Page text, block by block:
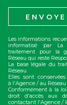
Les informations
informatisé par
traitement pour la
Réseau qui reste
La base légale du
Réseau.
Elles sont
à l'Agence / au Réseau.
Conformément à la
droit d'accès aux
contactant l'Agence /